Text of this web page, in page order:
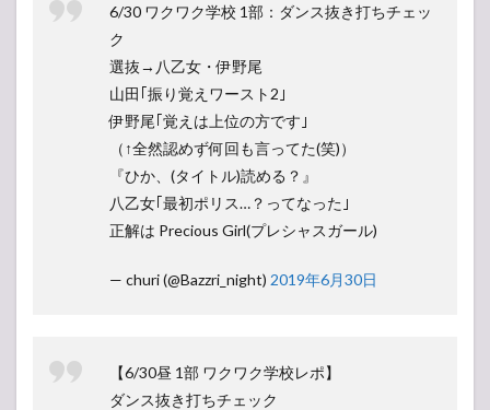
6/30 ワクワク学校 1部：ダンス抜き打ちチェッ
ク
選抜→八乙女・伊野尾
山田｢振り覚えワースト2｣
伊野尾｢覚えは上位の方です｣
（↑全然認めず何回も言ってた(笑)）
『ひか、(タイトル)読める？』
八乙女｢最初ポリス…？ってなった｣
正解は Precious Girl(プレシャスガール)
— churi (@Bazzri_night) 2019年6月30日
【6/30昼 1部 ワクワク学校レポ】
ダンス抜き打ちチェック